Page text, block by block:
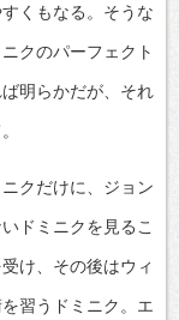
くもなる。そうな
クのパーフェクト
明らかだが、それ
クだけに、ジョン
ドミニクを見るこ
け、その後はウィ
習うドミニク。エ